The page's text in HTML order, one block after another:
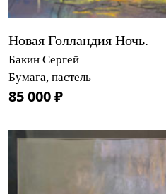
Новая Голландия Ночь.
Бакин Сергей
Бумага, пастель
85 000 ₽